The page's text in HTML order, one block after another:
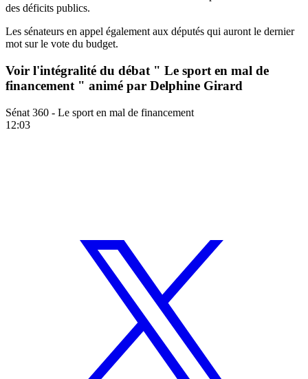
des déficits publics.
Les sénateurs en appel également aux députés qui auront le dernier
mot sur le vote du budget.
Voir l'intégralité du débat " Le sport en mal de
financement " animé par Delphine Girard
Sénat 360 - Le sport en mal de financement
12:03